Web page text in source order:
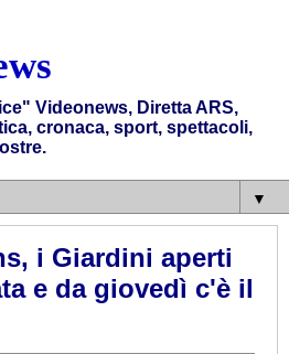
Videonews, Diretta ARS,
cronaca, sport, spettacoli,
▼
i Giardini aperti
e da giovedì c'è il